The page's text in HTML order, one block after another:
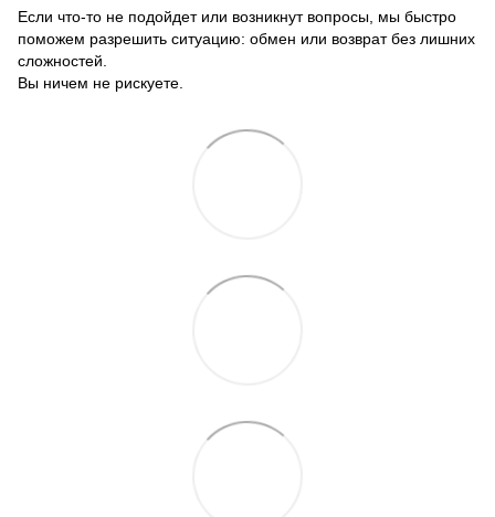
Если что-то не подойдет или возникнут вопросы, мы быстро
поможем разрешить ситуацию: обмен или возврат без лишних
сложностей.
Вы ничем не рискуете.